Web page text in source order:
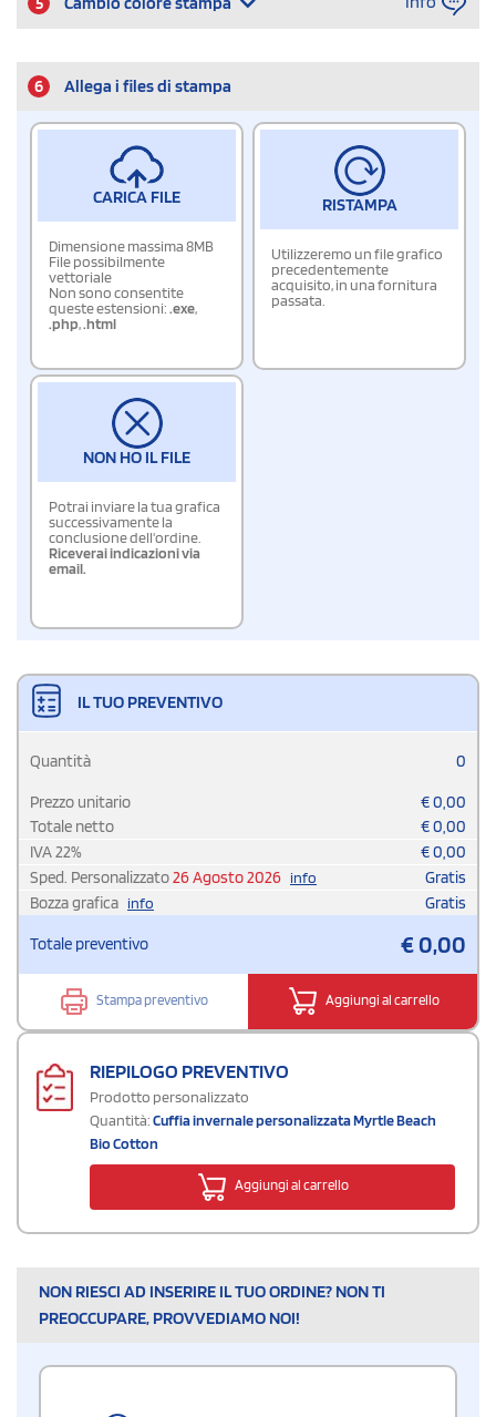
6 Allega i files di stampa
CARICA FILE
Dimensione massima 8MB
File possibilmente
vettoriale
Non sono consentite
queste estensioni:.exe,
.php,.html
RISTAMPA
Utilizzeremo un file grafico
precedentemente
acquisito, in una fornitura
passata.
NON HO IL FILE
Potrai inviare la tua grafica
successivamente la
conclusione dell'ordine.
Riceverai indicazioni via
email.
IL TUO PREVENTIVO
Quantità 0
Prezzo unitario €0,00
Totale netto
€0,00
IVA22% €0,00
Sped. Personalizzato26 Agosto 2026 info
Gratis
Bozza grafica info Gratis
Totale preventivo €0,00
Stampa preventivo Aggiungi al carrello
RIEPILOGO PREVENTIVO
Prodotto personalizzato
Quantità:Cuffia invernale personalizzata Myrtle Beach
Bio Cotton
Aggiungi al carrello
NON RIESCI AD INSERIRE IL TUO ORDINE? NON TI
PREOCCUPARE, PROVVEDIAMO NOI!